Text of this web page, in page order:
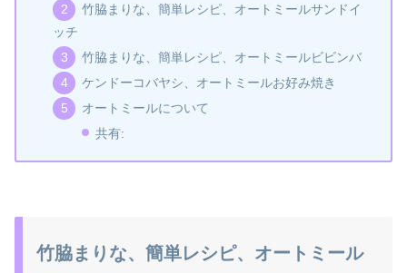
竹脇まりな、簡単レシピ、オートミールサンドイ
ッチ
竹脇まりな、簡単レシピ、オートミールビビンバ
ケンドーコバヤシ、オートミールお好み焼き
オートミールについて
共有:
竹脇まりな、簡単レシピ、オートミール